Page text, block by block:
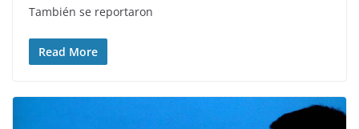
También se reportaron
Read More